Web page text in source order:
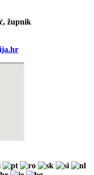
župnik